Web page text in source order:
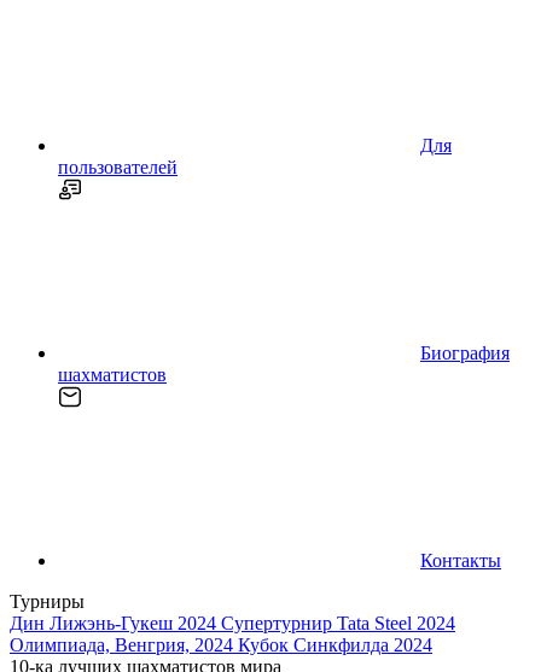
Для
пользователей
Биография
шахматистов
Контакты
Турниры
Дин Лижэнь-Гукеш 2024 Супертурнир Tata Steel 2024
Олимпиада, Венгрия, 2024 Кубок Синкфилда 2024
10-ка лучших шахматистов мира